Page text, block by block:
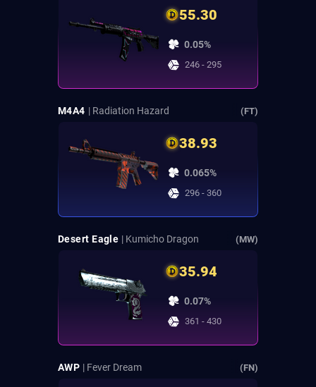
55.30
0.05%
246 - 295
M4A4 | Radiation Hazard (FT)
38.93
0.065%
296 - 360
Desert Eagle | Kumicho Dragon (MW)
35.94
0.07%
361 - 430
AWP | Fever Dream (FN)